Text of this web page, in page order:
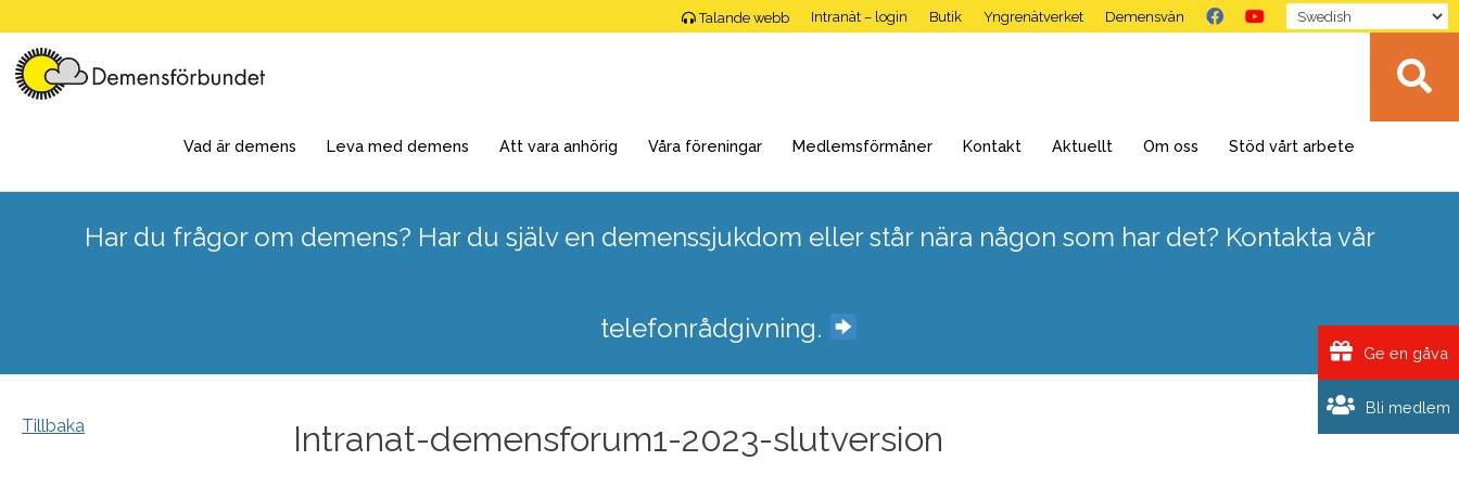
to
content
Talande webb Intranät – login Butik Yngrenätverket Demensvän
Vad är demens Leva med demens Att vara anhörig Våra föreningar Medlemsförmåner Kontakt Aktuellt Om oss Stöd vårt arbete
Har du frågor om demens? Har du själv en demenssjukdom eller står nära någon som har det? Kontakta vår
telefonrådgivning.
Tillbaka Intranat-demensforum1-2023-slutversion
Bli medlem
Ge en gåva